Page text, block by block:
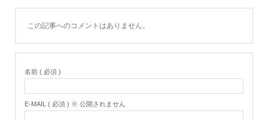
この記事へのコメントはありません。
名前 ( 必須 )
E-MAIL ( 必須 ) ※ 公開されません